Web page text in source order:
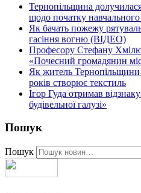
Тернопільщина
щодо початку
Як бачать пожежу
гасіння вогню (ВІДЕО)
Професору Стефану
«Почесний громадянин
Як житель Тернопільщини
років створює текстиль
Ігор Гуда отримав
будівельної галузі»
Пошук
Пошук